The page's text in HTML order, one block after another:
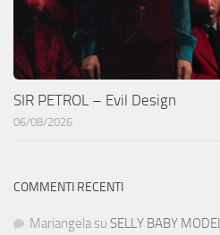
SIR PETROL – Evil Design
06/08/2026
COMMENTI RECENTI
Mariangela su SELLY BABY